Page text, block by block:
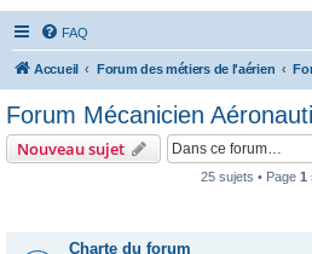
FAQ
Accueil Forum des métiers de l'aérien
Forum Mécanicien
Nouveau sujet
25 sujets • Page 1
Charte du forum